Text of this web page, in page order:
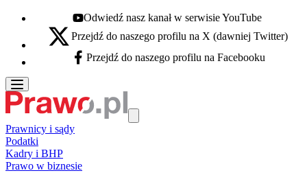
Youtube - otwiera się w nowej karcie
Odwiedź nasz kanał w serwisie YouTube
X - otwiera się w nowej karcie
Przejdź do naszego profilu na X (dawniej Twitter)
Facebook - otwiera się w nowej karcie
Przejdź do naszego profilu na Facebooku
Prawnicy i sądy
Podatki
Kadry i BHP
Prawo w biznesie